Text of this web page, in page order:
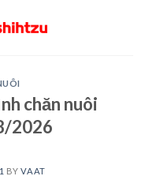
chăn nuôi
2026
BYVAAT